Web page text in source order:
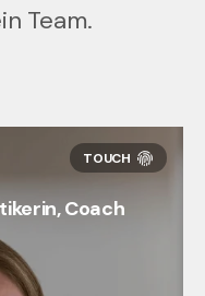
Team.
Coach